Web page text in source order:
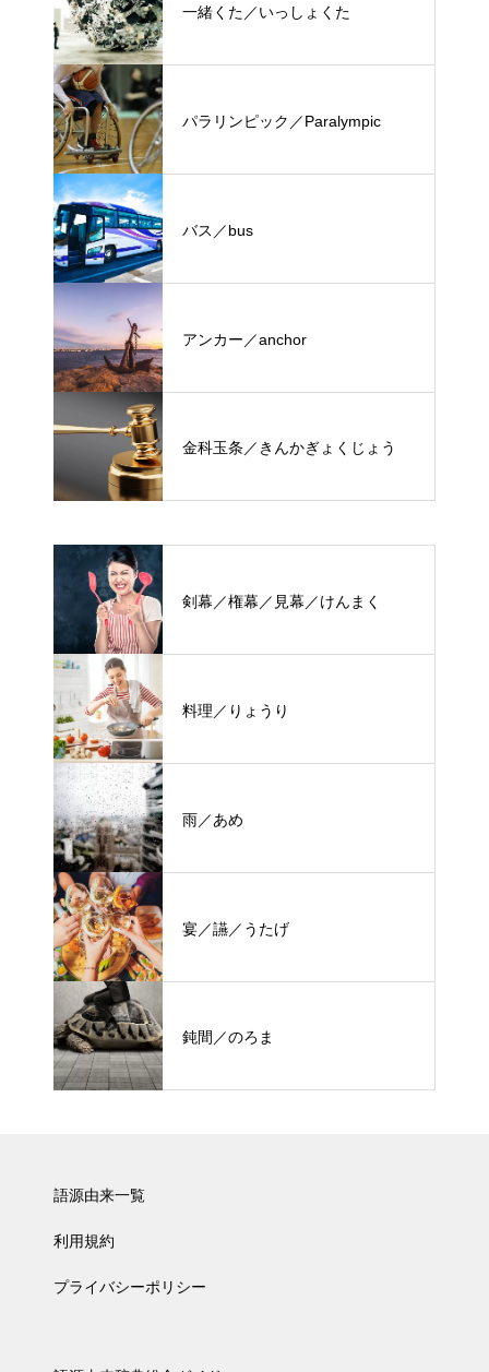
一緒くた／いっしょくた
パラリンピック／Paralympic
バス／bus
アンカー／anchor
金科玉条／きんかぎょくじょう
剣幕／権幕／見幕／けんまく
料理／りょうり
雨／あめ
宴／讌／うたげ
鈍間／のろま
語源由来一覧
利用規約
プライバシーポリシー